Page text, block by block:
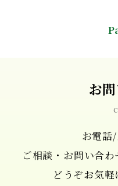
お
お電話
ご相談・お問い合わ
どうぞお気軽